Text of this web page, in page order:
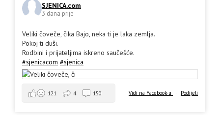
SJENICA.com
3 dana prije
Veliki čoveče, čika Bajo, neka ti je laka zemlja.
Pokoj ti duši.
Rodbini i prijateljima iskreno saučešće.
#sjenicacom #sjenica
Vidi na Facebook-u · Podijeli
121 4 150